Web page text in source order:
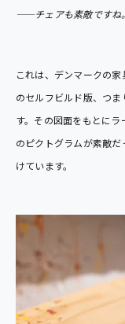
――チェアも素敵ですね。
これは、デンマークの家
のセルフビルド版、つ
す。その図面をもとに
のピクトグラムが素敵
けています。